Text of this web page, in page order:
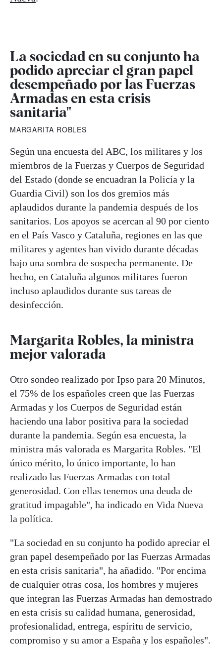
La sociedad en su conjunto ha
podido apreciar el gran papel
desempeñado por las Fuerzas
Armadas en esta crisis
sanitaria"
MARGARITA ROBLES
Según una encuesta del ABC, los militares y los
miembros de la Fuerzas y Cuerpos de Seguridad
del Estado (donde se encuadran la Policía y la
Guardia Civil) son los dos gremios más
aplaudidos durante la pandemia después de los
sanitarios. Los apoyos se acercan al 90 por ciento
en el País Vasco y Cataluña, regiones en las que
militares y agentes han vivido durante décadas
bajo una sombra de sospecha permanente. De
hecho, en Cataluña algunos militares fueron
incluso aplaudidos durante sus tareas de
desinfección.
Margarita Robles, la ministra
mejor valorada
Otro sondeo realizado por Ipso para 20 Minutos,
el 75% de los españoles creen que las Fuerzas
Armadas y los Cuerpos de Seguridad están
haciendo una labor positiva para la sociedad
durante la pandemia. Según esa encuesta, la
ministra más valorada es Margarita Robles. "El
único mérito, lo único importante, lo han
realizado las Fuerzas Armadas con total
generosidad. Con ellas tenemos una deuda de
gratitud impagable", ha indicado en Vida Nueva
la política.
"La sociedad en su conjunto ha podido apreciar el
gran papel desempeñado por las Fuerzas Armadas
en esta crisis sanitaria", ha añadido. "Por encima
de cualquier otras cosa, los hombres y mujeres
que integran las Fuerzas Armadas han demostrado
en esta crisis su calidad humana, generosidad,
profesionalidad, entrega, espíritu de servicio,
compromiso y su amor a España y los españoles".